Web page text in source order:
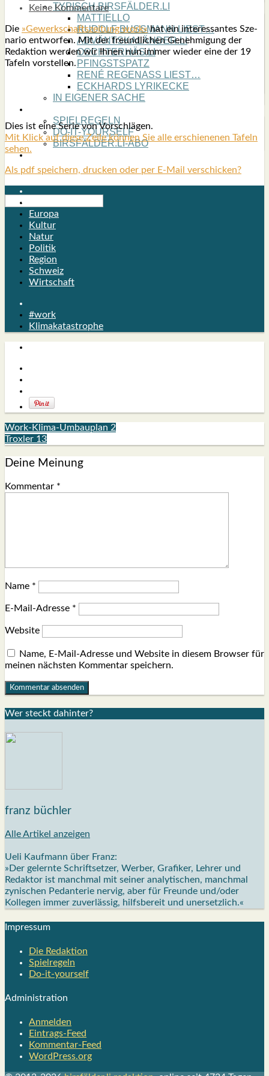
TYPISCH BIRSFÄLDER.LI
MATTIELLO
RUDOLF BUSS­MANN LIEST…
ADVÄNTSKALÄNDER.LI
OSCHTERHÄS.LI
PFINGST­SPATZ
RENÉ REGEN­ASS LIEST…
ECK­HARDS LYRIK­ECKE
IN EIGE­NER SACHE
SPIEL­RE­GELN
DO-IT-YOUR­S­ELF
BIRSFÄLDER.LI-ABO
SHOUT­BOX
Keine Kommentare
Die »Gewerk­schafts­zei­tung work«hat ein inter­es­san­tes Sze­
na­rio ent­wor­fen. Mit der freund­li­chen Geneh­mi­gung der
Redak­ti­on wer­den wir Ihnen nun immer wie­der eine der 19
Tafeln vor­stel­len.
Dies ist eine Serie von Vor­schlä­gen.
Mit Klick auf die­se Zei­le kön­nen Sie alle erschie­ne­nen Tafeln
sehen.
Als pdf speichern, drucken oder per E-Mail verschicken?
Europa
Kultur
Natur
Politik
Region
Schweiz
Wirtschaft
#work
Klimakatastrophe
Work-Klima-Umbauplan 2
Troxler 13
Deine Meinung
Kommentar *
Name *
E-Mail-Adresse *
Website
Name, E-Mail-Adresse und Website in diesem Browser für
meinen nächsten Kommentar speichern.
Wer steckt dahin­ter?
franz büchler
Alle Artikel anzeigen
Ueli Kaufmann über Franz:
»Der gelernte Schriftsetzer, Werber, Grafiker, Lehrer und
Redaktor ist manchmal mit seiner analytischen, manchmal
zynischen Pedanterie nervig, aber für Freunde und/oder
Kollegen immer zuverlässig, hilfsbereit und unersetzlich.«
Impres­sum
Die Redak­ti­on
Spiel­re­geln
Do-it-your­s­elf
Admi­nis­tra­ti­on
Anmelden
Eintrags-Feed
Kommentar-Feed
WordPress.org